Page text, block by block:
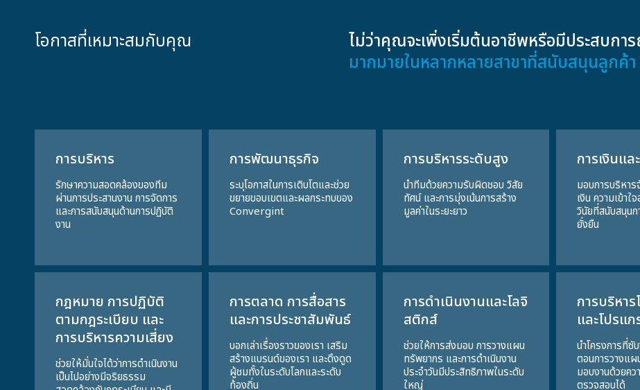
โอกาสที่เหมาะสมกับคุณ
ไม่ว่าคุณจะเพิ่งเริ่มต้นอาชีพหรือมีประสบก
มากมายในหลากหลายสาขาที่สนับสนุนลูกค้า
การบริหาร
รักษาความสอดคล้องของทีม
ผ่านการประสานงาน การจัดการ
และการสนับสนุนด้านการปฏิบัติ
งาน
การพัฒนาธุรกิจ
ระบุโอกาสในการเติบโตและช่วย
ขยายขอบเขตและผลกระทบของ
Convergint
การบริหารระดับสูง
นำทีมด้วยความรับผิดชอบ วิสัย
ทัศน์ และการมุ่งเน้นการสร้าง
มูลค่าในระยะยาว
การเงินแ
มอบการบริหาร
เงิน ความเข้าใ
วินัยที่สนับสนุนก
ยั่งยืน
กฎหมาย การปฏิบัติ
ตามกฎระเบียบ และ
การบริหารความเสี่ยง
ช่วยให้มั่นใจได้ว่าการดำเนินงาน
เป็นไปอย่างมีจริยธรรม
การตลาด การสื่อสาร
และการประชาสัมพันธ์
บอกเล่าเรื่องราวของเรา เสริม
สร้างแบรนด์ของเรา และดึงดูด
ผู้ชมทั้งในระดับโลกและระดับ
ท้องถิ่น
การดำเนินงานและโลจิ
สติกส์
ช่วยให้การส่งมอบ การวางแผน
ทรัพยากร และการดำเนินงาน
ประจำวันมีประสิทธิภาพในระดับ
ใหญ่
การบริหาร
และโปรแ
นำโครงการที่
ตอนการวางแ
มอบงานด้วยคว
ตรวจสอบได้